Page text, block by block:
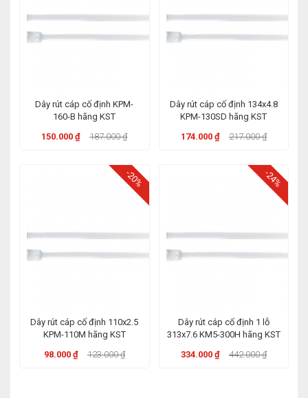
Dây rút cáp cố định KPM-
160-B hãng KST
150.000 ₫
187.000 ₫
Dây rút cáp cố định 134x4.8
KPM-130SD hãng KST
174.000 ₫
217.000 ₫
-20%
Dây rút cáp cố định 110x2.5
KPM-110M hãng KST
98.000 ₫
123.000 ₫
-24%
Dây rút cáp cố định 1 lỗ
313x7.6 KM5-300H hãng KST
334.000 ₫
442.000 ₫